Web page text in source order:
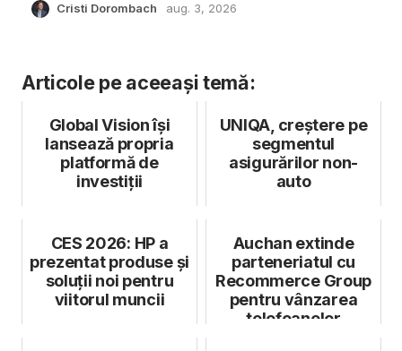
Cristi Dorombach aug. 3, 2026
Articole pe aceeași temă:
Global Vision își
lansează propria
platformă de
investiții
UNIQA, creștere pe
segmentul
asigurărilor non-
auto
CES 2026: HP a
prezentat produse și
soluții noi pentru
viitorul muncii
Auchan extinde
parteneriatul cu
Recommerce Group
pentru vânzarea
telefoanelor